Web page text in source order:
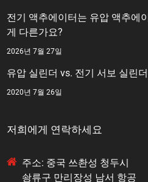
전기 액추에이터는 유압 액추에
게 다른가요?
2026년 7월 27일
유압 실린더 vs. 전기 서보 실린
2020년 7월 26일
저희에게 연락하세요
주소: 중국 쓰촨성 청두시
솽류구 만리장성 남서 항공